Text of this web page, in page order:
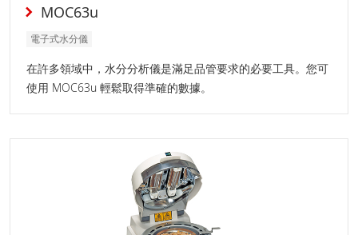
MOC63u
電子式水分儀
在許多領域中，水分分析儀是滿足品管要求的必要工具。您可
使用 MOC63u 輕鬆取得準確的數據。